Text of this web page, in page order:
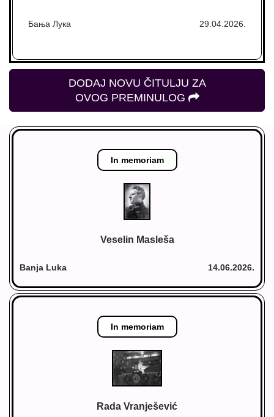
Бања Лука 29.04.2026.
DODAJ NOVU ČITULJU ZA
OVOG PREMINULOG
In memoriam
Veselin Masleša
Banja Luka 14.06.2026.
In memoriam
Rada Vranješević